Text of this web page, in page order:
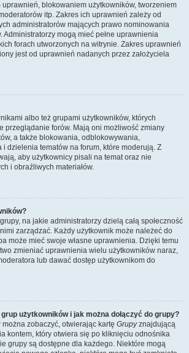
uprawnień, blokowaniem użytkowników, tworzeniem
itp. Zakres ich uprawnień zależy od
administratorów mających prawo nominowania
Administratorzy mogą mieć pełne uprawnienia
forach utworzonych na witrynie. Zakres uprawnień
jest od uprawnień nadanych przez założyciela
albo też grupami użytkowników, których
przeglądanie forów. Mają oni możliwość zmiany
a także blokowania, odblokowywania,
dzielenia tematów na forum, które moderują. Z
aby użytkownicy pisali na temat oraz nie
i obraźliwych materiałów.
na jakie administratorzy dzielą całą społeczność
nimi zarządzać. Każdy użytkownik może należeć do
może mieć swoje własne uprawnienia. Dzięki temu
zmieniać uprawnienia wielu użytkowników naraz,
lub dawać dostęp użytkownikom do
użytkowników i jak można dołączyć do grupy?
zobaczyć, otwierając kartę Grupyznajdującą
kontem, który otwiera się po kliknięciu odnośnika
grupy są dostępne dla każdego. Niektóre mogą